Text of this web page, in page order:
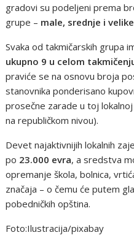
gradovi su podeljeni prema
grupe – male, srednje i velike
Svaka od takmičarskih grupa
ukupno 9 u celom
praviće se na osnovu broja
stanovnika ponderisano
prosečne zarade u toj
na republičkom nivou).
Devet najaktivnijih lokalnih
po 23.000 evra, a sredstva
opremanje škola, bolnica,
značaja – o čemu će putem
pobedničkih opština.
Foto:Ilustracija/pixabay